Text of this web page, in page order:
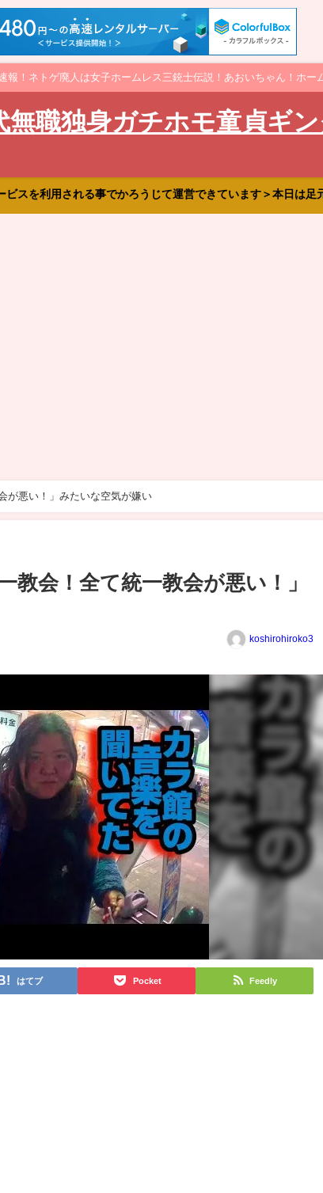
！ネトゲ廃人は女子ホームレス三銃士伝説！あおいちゃん！ホー
職独身ガチホモ童貞ギ
スを利用される事でかろうじて運営できています＞本日は足
が悪い！」みたいな空気が嫌い
教会！全て統一教会が悪い！」
koshirohiroko3
はてブ Pocket Feedly